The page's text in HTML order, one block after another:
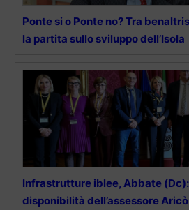
Ponte si o Ponte no? Tra
la partita sullo sviluppo dell’Isola
Infrastrutture iblee, Abbate (Dc):
disponibilità dell’assessore